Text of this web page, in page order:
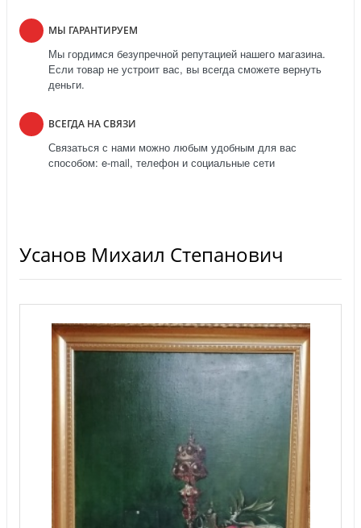
МЫ ГАРАНТИРУЕМ
Мы гордимся безупречной репутацией нашего магазина.
Если товар не устроит вас, вы всегда сможете вернуть
деньги.
ВСЕГДА НА СВЯЗИ
Связаться с нами можно любым удобным для вас
способом: e-mail, телефон и социальные сети
Усанов Михаил Степанович